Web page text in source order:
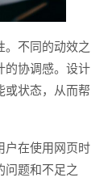
。不同的动效之
的协调感。设计
或状态，从而帮
户在使用网页时
问题和不足之